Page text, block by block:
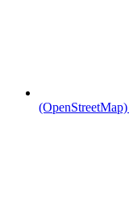
(OpenStreetMap)